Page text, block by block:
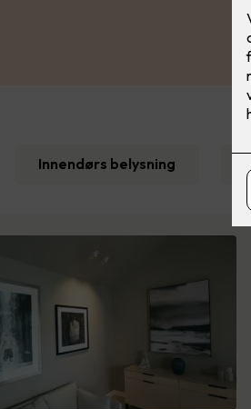
Innendørs belysning